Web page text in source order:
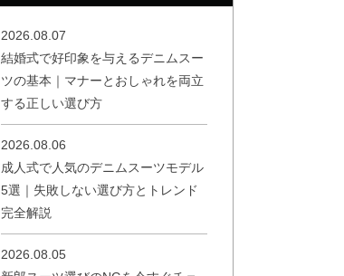
2026.08.07
結婚式で好印象を与えるデニムスー
ツの基本｜マナーとおしゃれを両立
する正しい選び方
2026.08.06
成人式で人気のデニムスーツモデル
5選｜失敗しない選び方とトレンド
完全解説
2026.08.05